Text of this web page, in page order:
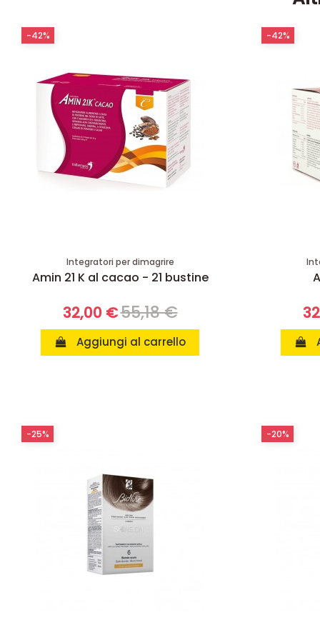
Integratori per dimagrire
Amin 21 K al cacao - 21 bustine
32,00 €55,18 €
Aggiungi al carrello
-42% -42%
-25% -20%